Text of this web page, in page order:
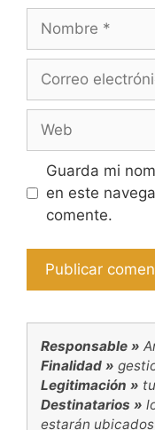
electrónico
Guarda mi
en este
comente.
Responsable »
Finalidad »
Legitimación »
Destinatarios »
estarán